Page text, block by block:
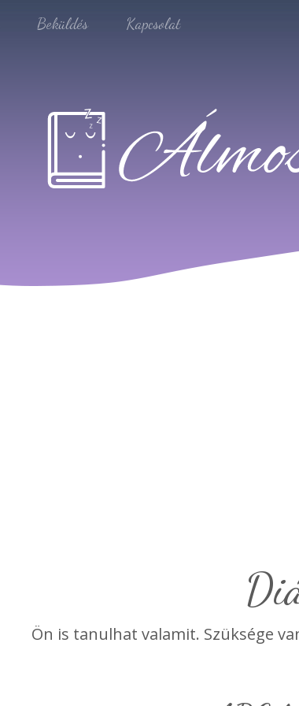
Beküldés Kapcsolat
Ön is tanulhat valamit. Szüksége